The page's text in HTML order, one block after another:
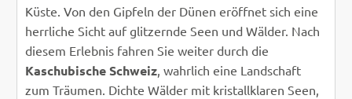
Küste. Von den Gipfeln der Dünen eröffnet sich eine
herrliche Sicht auf glitzernde Seen und Wälder. Nach
diesem Erlebnis fahren Sie weiter durch die
Kaschubische Schweiz, wahrlich eine Landschaft
zum Träumen. Dichte Wälder mit kristallklaren Seen,